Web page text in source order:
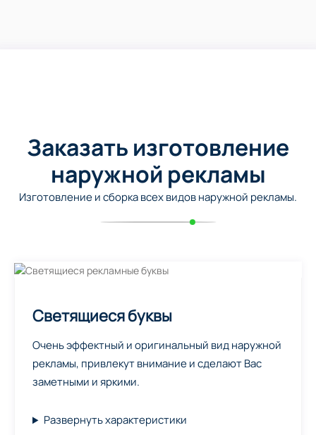
Заказать изготовление
наружной рекламы
Изготовление и сборка всех видов наружной рекламы.
Светящиеся буквы
Очень эффектный и оригинальный вид наружной
рекламы, привлекут внимание и сделают Вас
заметными и яркими.
Развернуть характеристики